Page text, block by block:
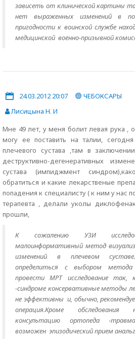
зависеть от клинической картины
нет выраженных изменений в
пригодности к воинской службе
медицинской военно-призывной
24.03.2012 20:07
ЧЕБОКСАРЫ
Лисицына Н. И
Мне 49 лет, у меня болит левая рука ,
могу ее поставить на талии,
плечевого сустава ,там в
деструктивно-дегенеративных
сустава (импиджмент
обратиться и какие лекарственые
попадения к специалисту ( к ним у нас
терапевта , делали уколы
прошли,
К сожалению УЗИ
малоинформативный метод
изменений в плечевом
определиться с выбором метода
провести МРТ исследование
-синдроме консервативные методы
не эффективны и, обычно,
операция.Кроме обследования
консультацию ортопеда -
возможен эпизодический прием